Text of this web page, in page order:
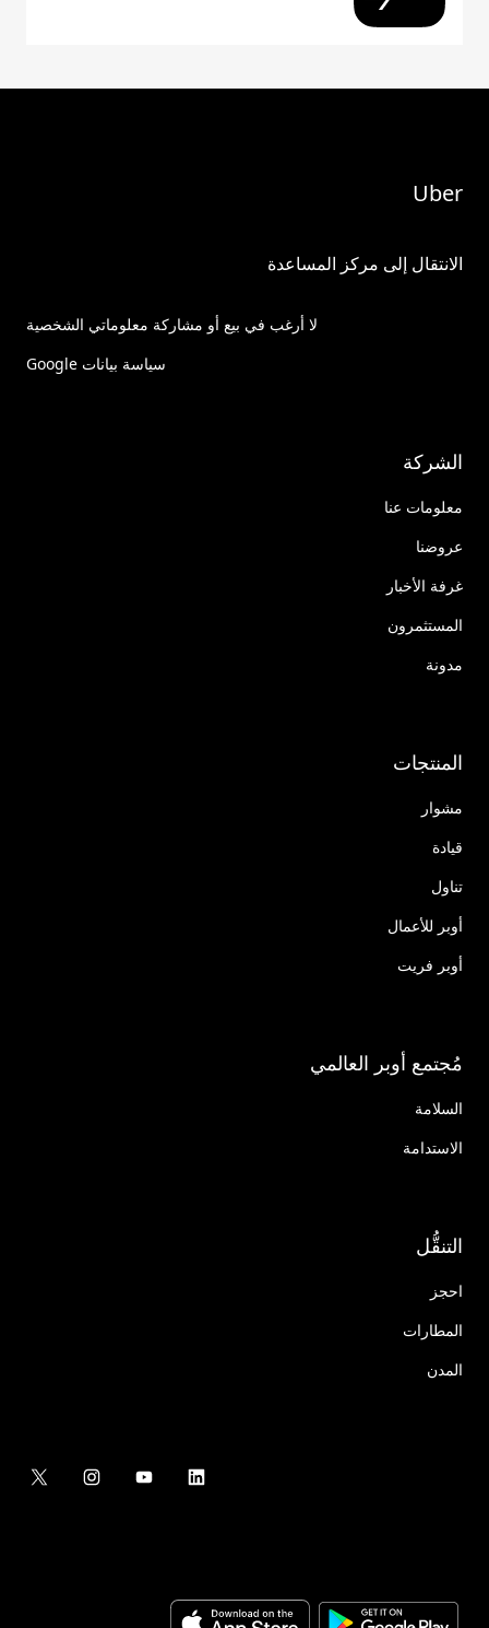
Uber
الانتقال إلى مركز المساعدة
لا أرغب في بيع أو مشاركة معلوماتي الشخصية
سياسة بيانات Google
الشركة
معلومات عنا
عروضنا
غرفة الأخبار
المستثمرون
مدونة
المنتجات
مشوار
قيادة
تناول
أوبر للأعمال
أوبر فريت
مُجتمع أوبر العالمي
السلامة
الاستدامة
التنقُّل
احجز
المطارات
المدن